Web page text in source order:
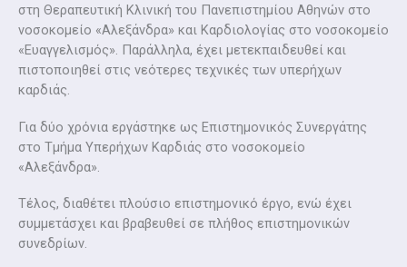
στη Θεραπευτική Κλινική του Πανεπιστημίου Αθηνών στο
νοσοκομείο «Αλεξάνδρα» και Καρδιολογίας στο νοσοκομείο
«Ευαγγελισμός». Παράλληλα, έχει μετεκπαιδευθεί και
πιστοποιηθεί στις νεότερες τεχνικές των υπερήχων
καρδιάς.
Για δύο χρόνια εργάστηκε ως Επιστημονικός Συνεργάτης
στο Τμήμα Υπερήχων Καρδιάς στο νοσοκομείο
«Αλεξάνδρα».
Τέλος, διαθέτει πλούσιο επιστημονικό έργο, ενώ έχει
συμμετάσχει και βραβευθεί σε πλήθος επιστημονικών
συνεδρίων.